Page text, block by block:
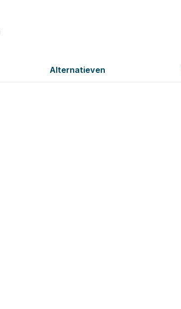
Alternatieven